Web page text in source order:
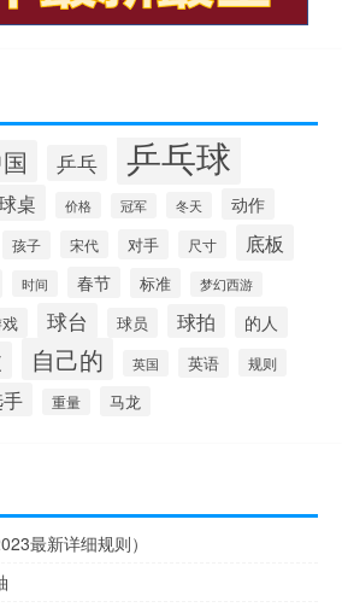
乒乓 乒乓球
桌 价格 冠军 冬天 动作
孩子 宋代 对手 尺寸 底板
时间 春节 标准 梦幻西游
球台 球员 球拍 的人
自己的 英国 英语 规则
重量 马龙
最新详细规则）